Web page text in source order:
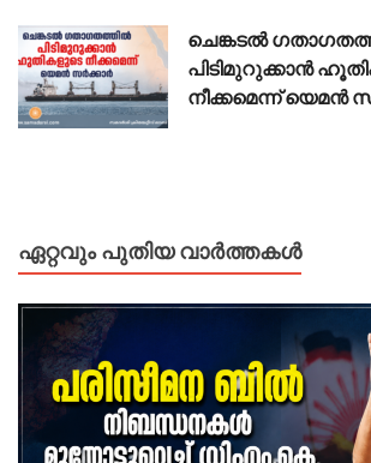
ചെങ്കടൽ
പിടിമുറുക്കാൻ
നീക്കമെന്ന് യെമൻ
ഏറ്റവും പുതിയ വാർത്തകൾ